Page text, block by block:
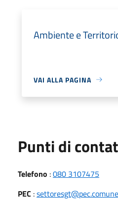
Ambiente e
VAI ALLA PAGINA
Punti di
Telefono :080 3107475
PEC :